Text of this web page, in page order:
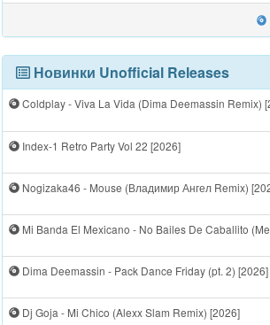
Новинки Unofficial Releases
Coldplay - Viva La Vida (Dima Deemassin Remix)
Index-1 Retro Party Vol 22 [2026]
Nogizaka46 - Mouse (Владимир Ангел Remix)
Mi Banda El Mexicano - No Bailes De Caballito
Dima Deemassin - Pack Dance Friday (pt. 2) [2026]
Dj Goja - Mi Chico (Alexx Slam Remix) [2026]